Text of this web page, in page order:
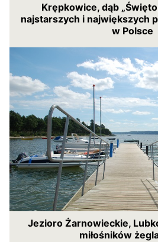
Krępkowice, dąb
najstarszych i największych
w Polsce
Jezioro Żarnowieckie,
miłośników